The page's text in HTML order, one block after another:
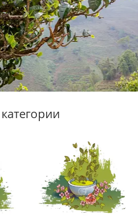
производство.
сырьё
ПУЭР С ДЕРЕВЬЕВ